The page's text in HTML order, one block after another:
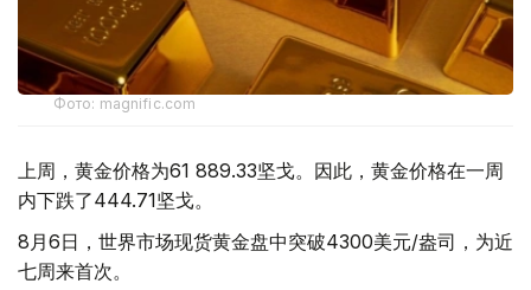
Фото: magnific.com
上周，黄金价格为61 889.33坚戈。因此，黄金价格在一周
内下跌了444.71坚戈。
8月6日，世界市场现货黄金盘中突破4300美元/盎司，为近
七周来首次。